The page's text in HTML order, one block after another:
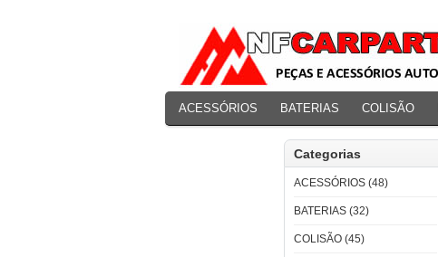
ACESSÓRIOS BATERIAS COLISÃO
Categorias
ACESSÓRIOS (48)
BATERIAS (32)
COLISÃO (45)